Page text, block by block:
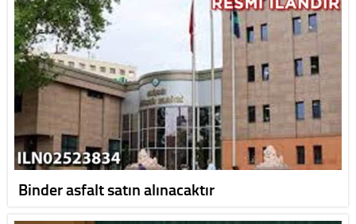
Binder asfalt satın alınacaktır